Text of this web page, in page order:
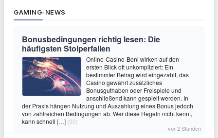
GAMING-NEWS
Bonusbedingungen richtig lesen: Die
häufigsten Stolperfallen
Online-Casino-Boni wirken auf den
ersten Blick oft unkompliziert: Ein
bestimmter Betrag wird eingezahlt, das
Casino gewährt zusätzliches
Bonusguthaben oder Freispiele und
anschließend kann gespielt werden. In
der Praxis hängen Nutzung und Auszahlung eines Bonus jedoch
von zahlreichen Bedingungen ab. Wer diese Regeln nicht kennt,
kann schnell […] (00)
vor 2 Stunden